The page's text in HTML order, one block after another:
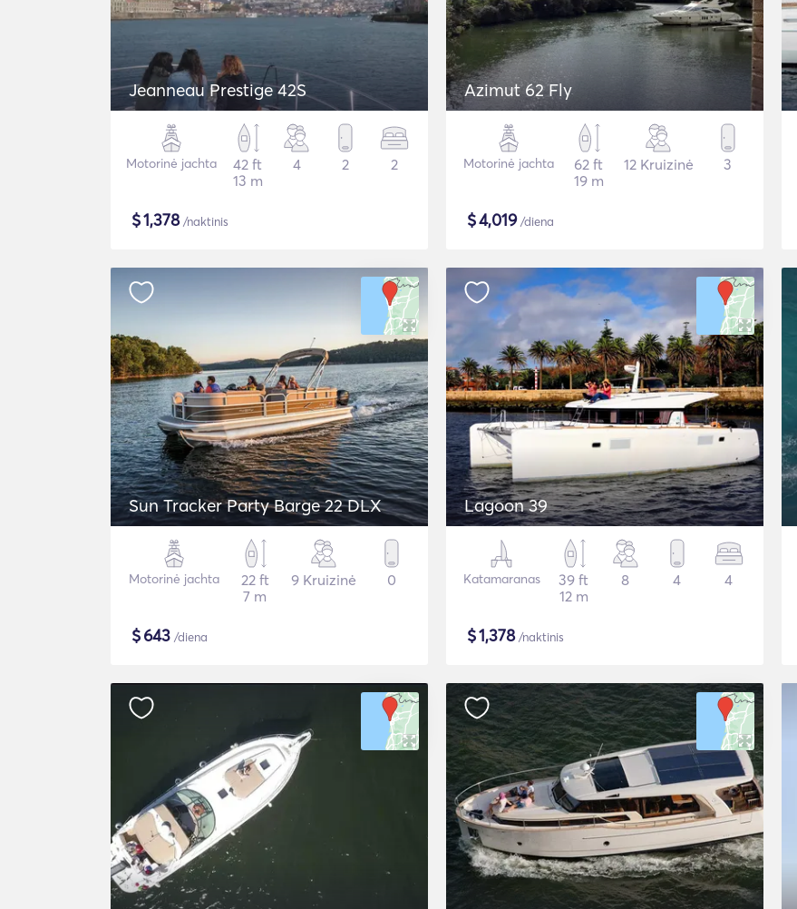
Jeanneau Prestige 42S
Motorinė jachta
42 ft
13 m
4 2 2
$1,378/naktinis
Azimut 62 Fly
Motorinė jachta
62 ft
19 m
12 Kruizinė 3
$4,019/diena
Sun Tracker Party Barge 22 DLX
Motorinė jachta
22 ft
7 m
9 Kruizinė 0
$643 /diena
Lagoon 39
Katamaranas
39 ft
12 m
8 4 4
$1,378/naktinis